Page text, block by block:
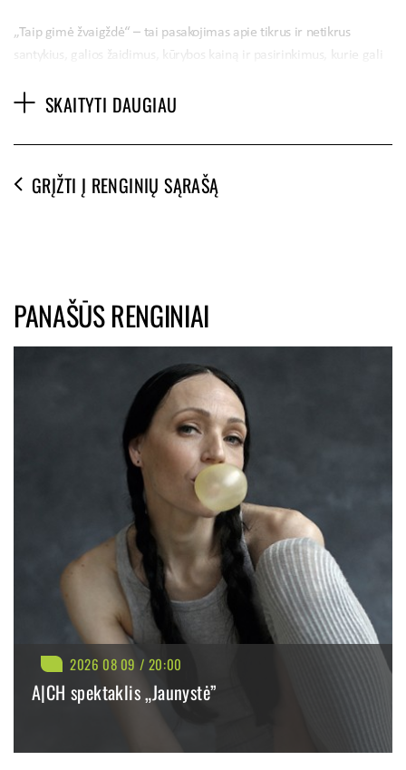
„Taip gimė žvaigždė“ – tai pasakojimas apie tikrus ir netikrus
santykius, galios žaidimus, kūrybos kainą ir pasirinkimus, kurie gali
kelias į sėkmę dažnai pareikalauja daugiau, nei atrodo iš šono.
Pasak spektaklio režisieriaus M. Vildžiūno, tai, kad filmų „All About
perinterpretuojamos jau ne vieną dešimtmetį, tik patvirtina jų
1937 metais sulaukė net kelių naujų interpretacijų. Tai liudija, kad
šie siužetai vis dar paveikūs ir aktualūs. Jie kalba apie žmones,
savanaudiškumą. Visa tai veda į žmogaus dramą, o žmogaus drama
buvo, yra ir išliks viena paveikiausių istorijų formų“, – sako
Kūrėjas pabrėžia, kad spektaklyje svarbią vietą užims ne tik drama,
„Bus labai daug jausmų, vedančių į kūrybą ir meilę. Skambės dainos
iš „A Star Is Born“, kurių emocinis ir muzikinis svoris yra išskirtinis.
Tai bus ir spektaklis, ir koncertas vienu metu. Smagu, kad šį
pasakojimą kuria profesiškai brandus aktorių kolektyvas, tarp jų –
puiki jaunosios kartos aktorė Paula Valentaitė, su kuria jau esame
dirbę anksčiau, o visą procesą lydi idėjos autoriai, didelę sceninę
patirtį sukaupusi „Pepper Live“ komanda, kurianti ir prodiusuojanti
unikalius muzikinius projektus. Nekantrauju susitikti su žiūrovais ne
tik kaip režisierius, bet ir kaip vienas iš spektaklio aktorių. Tikiu, kad
SKAITYTI DAUGIAU
GRĮŽTI Į RENGINIŲ SĄRAŠĄ
PANAŠŪS RENGINIAI
2026 08 09 / 20:00
A|CH spektaklis „Jaunystė”